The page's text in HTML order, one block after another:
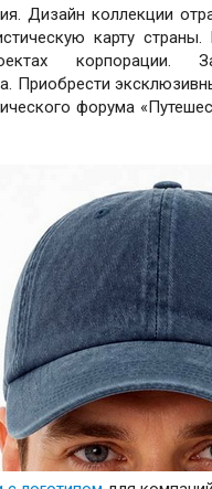
Дизайн коллекции
карту
корпорации.
Приобрести
форума